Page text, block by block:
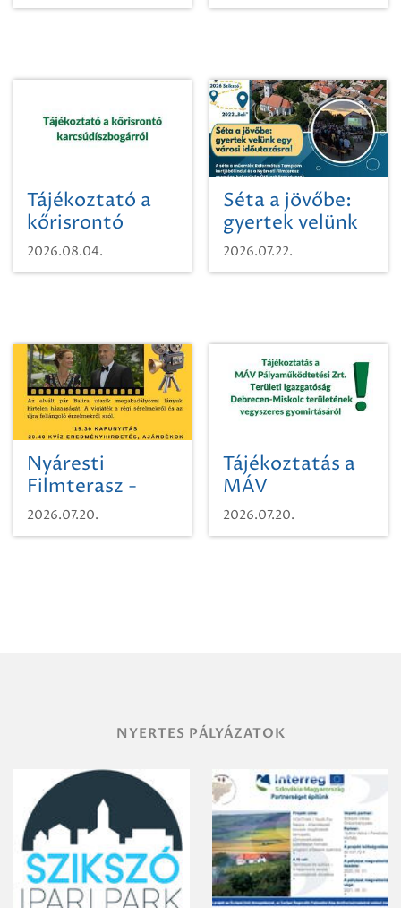
Tájékoztató a
kőrisrontó
karcsúdíszbogárról
2026.08.04.
Séta a jövőbe:
gyertek velünk
egy városi
időutazásra!
2026.07.22.
Nyáresti
Filmterasz -
Beugró a
Paradicsomba
2026.07.20.
Tájékoztatás a
MÁV
Pályaműködtetési
Zrt. Területi
2026.07.20.
NYERTES PÁLYÁZATOK